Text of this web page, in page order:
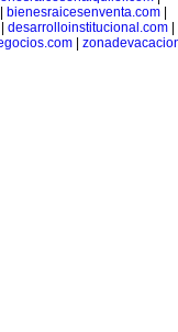
bienesraicesenventa.com
desarrolloinstitucional.com|
|